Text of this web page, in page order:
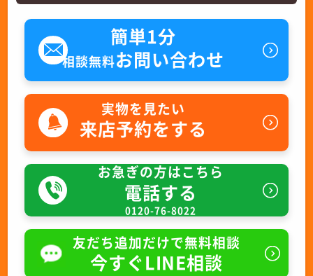
簡単1分
相談無料お問い合わせ
実物を見たい
来店予約をする
お急ぎの方はこちら
電話する
0120-76-8022
友だち追加だけで無料相談
今すぐLINE相談